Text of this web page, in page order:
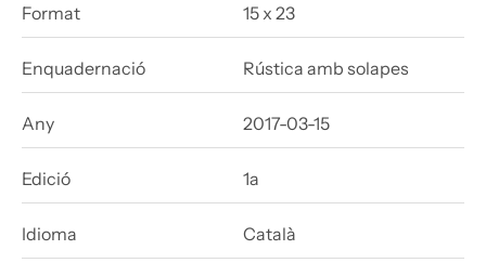
Format 15 x 23
Enquadernació Rústica amb solapes
Any 2017-03-15
Edició 1a
Idioma Català